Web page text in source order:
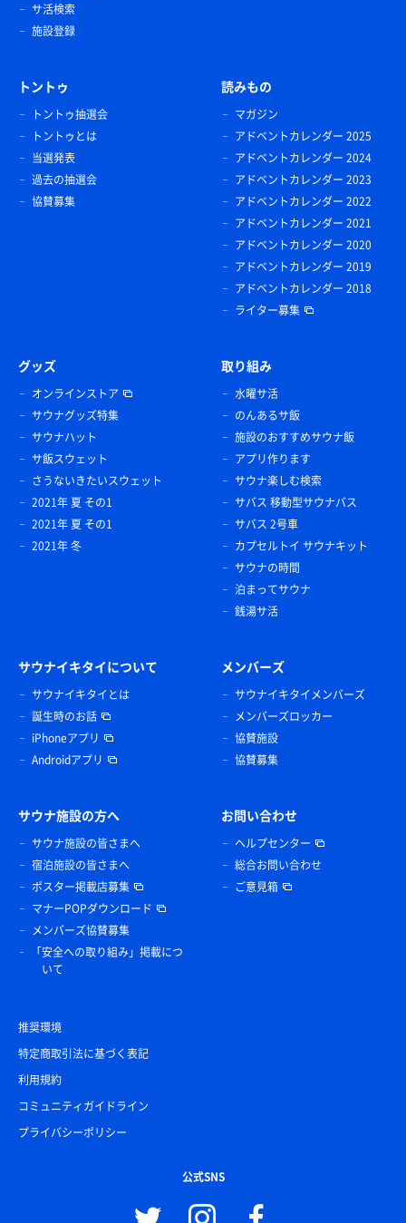
サ活検索
施設登録
トントゥ
トントゥ抽選会
トントゥとは
当選発表
過去の抽選会
協賛募集
読みもの
マガジン
アドベントカレンダー 2025
アドベントカレンダー 2024
アドベントカレンダー 2023
アドベントカレンダー 2022
アドベントカレンダー 2021
アドベントカレンダー 2020
アドベントカレンダー 2019
アドベントカレンダー 2018
ライター募集
グッズ
オンラインストア
サウナグッズ特集
サウナハット
サ飯スウェット
さうないきたいスウェット
2021年 夏 その1
2021年 夏 その1
2021年 冬
取り組み
水曜サ活
のんあるサ飯
施設のおすすめサウナ飯
アプリ作ります
サウナ楽しむ検索
サバス 移動型サウナバス
サバス 2号車
カプセルトイ サウナキット
サウナの時間
泊まってサウナ
銭湯サ活
サウナイキタイについて
サウナイキタイとは
誕生時のお話
iPhoneアプリ
Androidアプリ
メンバーズ
サウナイキタイメンバーズ
メンバーズロッカー
協賛施設
協賛募集
サウナ施設の方へ
サウナ施設の皆さまへ
宿泊施設の皆さまへ
ポスター掲載店募集
マナーPOPダウンロード
メンバーズ協賛募集
「安全への取り組み」掲載につ
いて
お問い合わせ
ヘルプセンター
総合お問い合わせ
ご意見箱
推奨環境
特定商取引法に基づく表記
利用規約
コミュニティガイドライン
プライバシーポリシー
公式SNS